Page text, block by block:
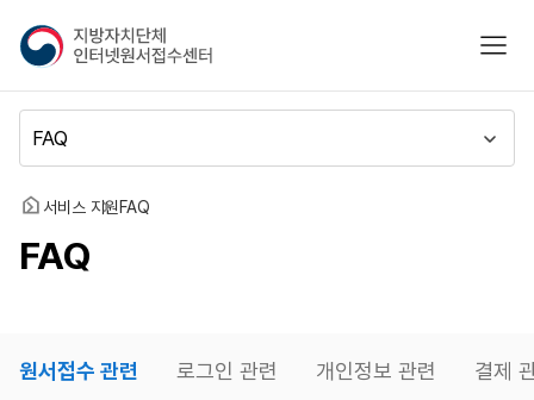
지
방
자
치
단
체
인
넷
수
센
모바
뉴
동
홈 서비스 지원FAQ
FAQ
원서접수 관련 로그인 관련 개인정보 관련 결제